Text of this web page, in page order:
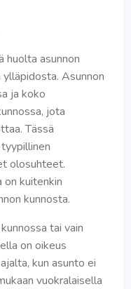
huolta asunnon
Asunnon
ja koko
jota
Tässä
olosuhteet.
on kuitenkin
kunnosta.
tai vain
on oikeus
kun asunto ei
vuokralaisella